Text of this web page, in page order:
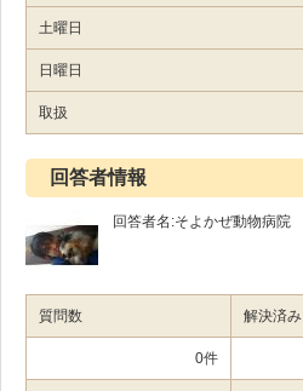
土曜日
日曜日
取扱
回答者情報
回答者名:そよかぜ動物病院
質問数 解決済み
0件